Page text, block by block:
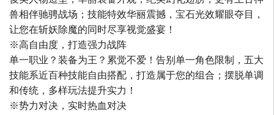
兽相伴驰骋战场；技能特效华丽震撼，宝石光效耀眼夺目，
让您在斩妖除魔的同时尽享视觉盛宴！
※高自由度，打造强力战阵
单一职业？装备为王？累觉不爱！告别单一角色限制，五大
技能系近百种技能自由搭配，打造属于您的组合；摆脱单调
和传统，多样玩法提升实力！
※势力对决，实时热血对决